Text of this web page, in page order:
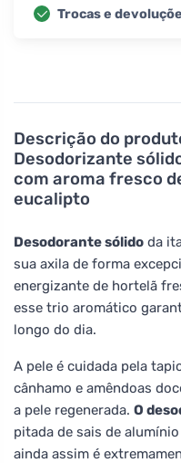
Descrição do
Desodorizante
com aroma fresco
eucalipto
Desodorante sólido da
sua axila de forma
energizante de hortelã
esse trio aromático
longo do dia.
A pele é cuidada pela
cânhamo e amêndoas
a pele regenerada. O
pitada de sais de
ainda assim é
Trocas e